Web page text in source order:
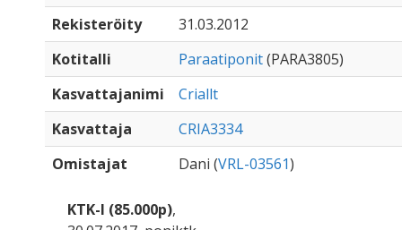
Rekisteröity
31.03.2012
Kotitalli
Paraatiponit(PARA3805)
Kasvattajanimi
Criallt
Kasvattaja
CRIA3334
Omistajat
Dani (VRL-03561)
KTK-I (85.000p),